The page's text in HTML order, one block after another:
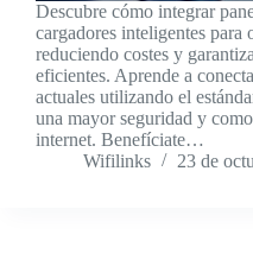
Descubre cómo integrar
cargadores inteligentes para
reduciendo costes y
eficientes. Aprende a
actuales utilizando el
una mayor seguridad y
internet. Benefíciate…
Wifilinks
23 de